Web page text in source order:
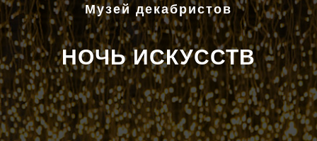
НОЧЬ ИСКУССТВ
Музей декабристов